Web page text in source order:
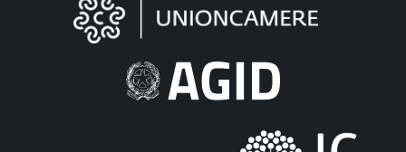
"Fattura
Elettronica"